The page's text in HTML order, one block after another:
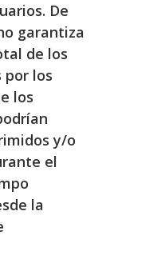
De
garantiza
de los
por los
los
y/o
el
la